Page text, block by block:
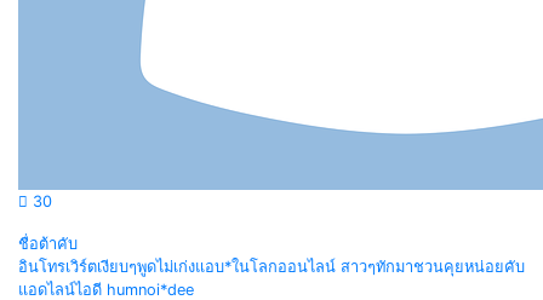
30
ชื่อต้าคับ
อินโทรเวิร์ตเงียบๆพูดไม่เก่งแอบ*ในโลกออนไลน์ สาวๆทักมาชวนคุยหน่อยคับ
แอดไลน์ไอดี humnoi*dee